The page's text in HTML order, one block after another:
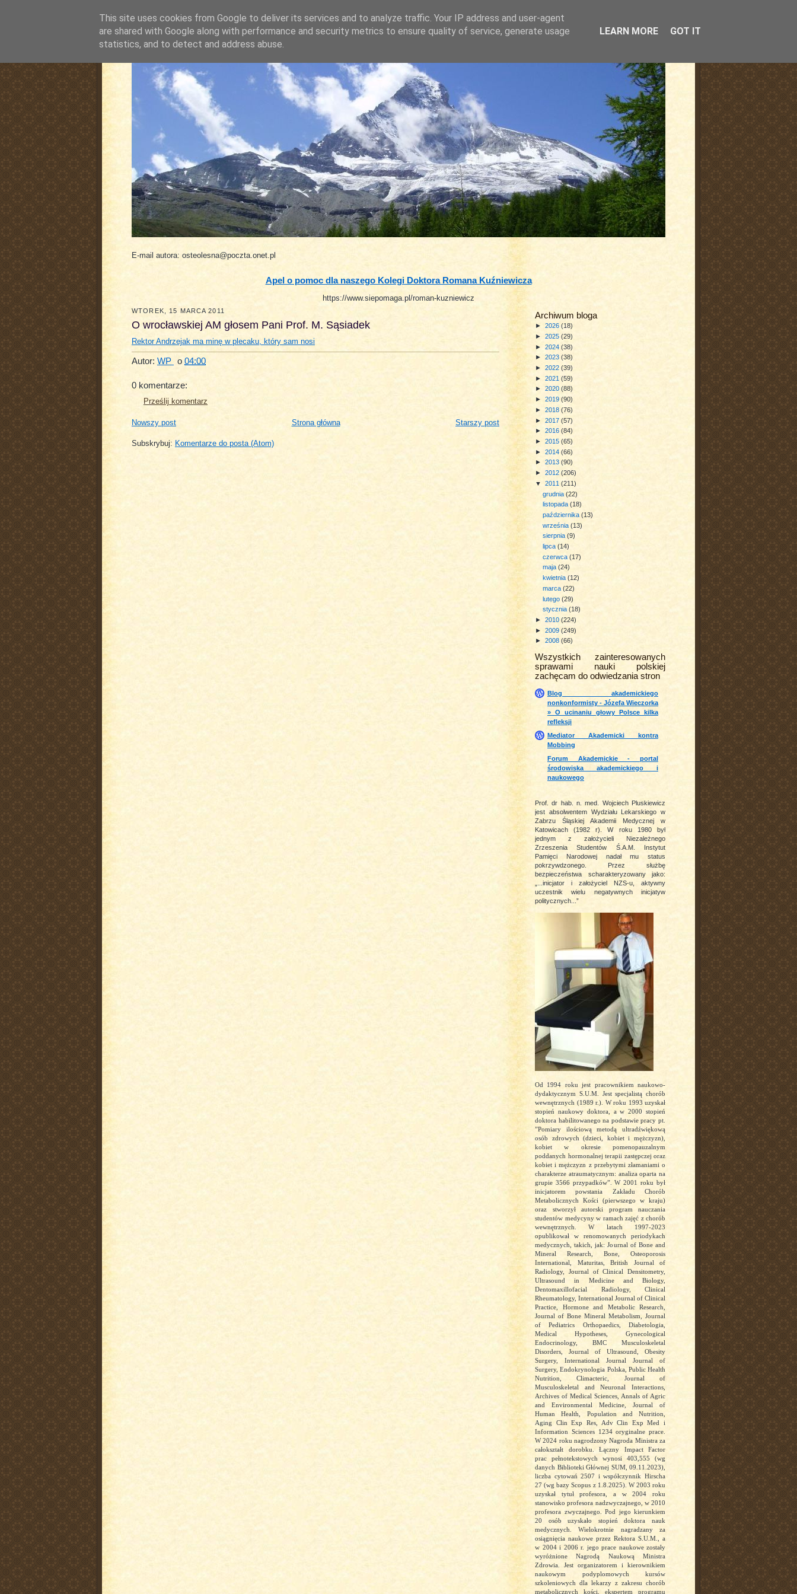
pluskiewicz.blogspot.com
E-mail autora: osteolesna@poczta.onet.pl
Apel o pomoc dla naszego Kolegi Doktora Romana Kuźniewicza
https://www.siepomaga.pl/roman-kuzniewicz
Archiwum bloga
► 2026 (18)
► 2025 (29)
► 2024 (38)
► 2023 (38)
► 2022 (39)
► 2021 (59)
► 2020 (88)
► 2019 (90)
► 2018 (76)
► 2017 (57)
► 2016 (84)
► 2015 (65)
► 2014 (66)
► 2013 (90)
► 2012 (206)
▼ 2011 (211)
grudnia(22)
listopada(18)
października(13)
września(13)
sierpnia(9)
lipca(14)
czerwca(17)
maja(24)
kwietnia(12)
marca(22)
lutego(29)
stycznia(18)
► 2010 (224)
► 2009 (249)
► 2008 (66)
Wszystkich zainteresowanych
sprawami nauki polskiej
zachęcam do odwiedzania stron
Blog akademickiego
nonkonformisty - Józefa Wieczorka
» O ucinaniu głowy Polsce kilka
refleksji
Mediator Akademicki kontra
Mobbing
Forum Akademickie - portal
środowiska akademickiego i
naukowego
Prof. dr hab. n. med. Wojciech Pluskiewicz
jest absolwentem Wydziału Lekarskiego w
Zabrzu Śląskiej Akademii Medycznej w
Katowicach (1982 r). W roku 1980 był
jednym z założycieli Niezależnego
Zrzeszenia Studentów Ś.A.M. Instytut
Pamięci Narodowej nadał mu status
pokrzywdzonego. Przez służbę
bezpieczeństwa scharakteryzowany jako:
„...inicjator i założyciel NZS-u, aktywny
uczestnik wielu negatywnych inicjatyw
politycznych...”
Od 1994 roku jest pracownikiem naukowo-
dydaktycznym S.U.M. Jest specjalistą chorób
wewnętrznych (1989 r.). W roku 1993 uzyskał
stopień naukowy doktora, a w 2000 stopień
doktora habilitowanego na podstawie pracy pt.
”Pomiary ilościową metodą ultradźwiękową
osób zdrowych (dzieci, kobiet i mężczyzn),
kobiet w okresie pomenopauzalnym
poddanych hormonalnej terapii zastępczej oraz
kobiet i mężczyzn z przebytymi złamaniami o
charakterze atraumatycznym: analiza oparta na
grupie 3566 przypadków”. W 2001 roku był
inicjatorem powstania Zakładu Chorób
Metabolicznych Kości (pierwszego w kraju)
oraz stworzył autorski program nauczania
studentów medycyny w ramach zajęć z chorób
wewnętrznych. W latach 1997-2023
opublikował w renomowanych periodykach
medycznych, takich, jak: Journal of Bone and
Mineral Research, Bone, Osteoporosis
International, Maturitas, British Journal of
Radiology, Journal of Clinical Densitometry,
Ultrasound in Medicine and Biology,
Dentomaxillofacial Radiology, Clinical
Rheumatology, International Journal of Clinical
Practice, Hormone and Metabolic Research,
Journal of Bone Mineral Metabolism, Journal
of Pediatrics Orthopaedics, Diabetologia,
Medical Hypotheses, Gynecological
Endocrinology, BMC Musculoskeletal
Disorders, Journal of Ultrasound, Obesity
Surgery, International Journal Journal of
Surgery, Endokrynologia Polska, Public Health
Nutrition, Climacteric, Journal of
Musculoskeletal and Neuronal Interactions,
Archives of Medical Sciences, Annals of Agric
and Environmental Medicine, Journal of
Human Health, Population and Nutrition,
Aging Clin Exp Res, Adv Clin Exp Med i
Information Sciences 1234 oryginalne prace.
W 2024 roku nagrodzony Nagroda Ministra za
całokształt dorobku. Łączny Impact Factor
prac pełnotekstowych wynosi 403,555 (wg
danych Biblioteki Głównej SUM, 09.11.2023),
liczba cytowań 2507 i współczynnik Hirscha
27 (wg bazy Scopus z 1.8.2025). W 2003 roku
uzyskał tytuł profesora, a w 2004 roku
stanowisko profesora nadzwyczajnego, w 2010
profesora zwyczajnego. Pod jego kierunkiem
20 osób uzyskało stopień doktora nauk
medycznych. Wielokrotnie nagradzany za
osiągnięcia naukowe przez Rektora S.U.M., a
w 2004 i 2006 r. jego prace naukowe zostały
wyróżnione Nagrodą Naukową Ministra
Zdrowia. Jest organizatorem i kierownikiem
naukowym podyplomowych kursów
szkoleniowych dla lekarzy z zakresu chorób
metabolicznych kości, ekspertem programu
WTOREK, 15 MARCA 2011
O wrocławskiej AM głosem Pani Prof. M. Sąsiadek
Rektor Andrzejak ma minę w plecaku, który sam nosi
Autor: WP o 04:00
0 komentarze:
Prześlij komentarz
Nowszy post Starszy post
Strona główna
Subskrybuj: Komentarze do posta (Atom)
This site uses cookies from Google to deliver its services and to analyze traffic. Your IP address and user-agent
are shared with Google along with performance and security metrics to ensure quality of service, generate usage
statistics, and to detect and address abuse.
LEARN MORE GOT IT